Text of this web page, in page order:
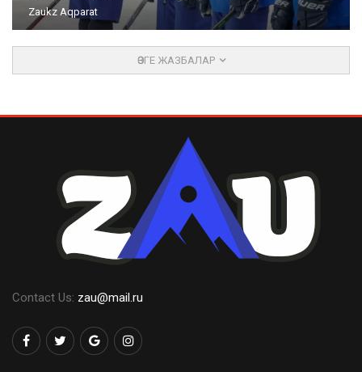
Zaukz Aqparat
ӨЗГЕ ЖАЗБАЛАР
Contact Us: zau@mail.ru